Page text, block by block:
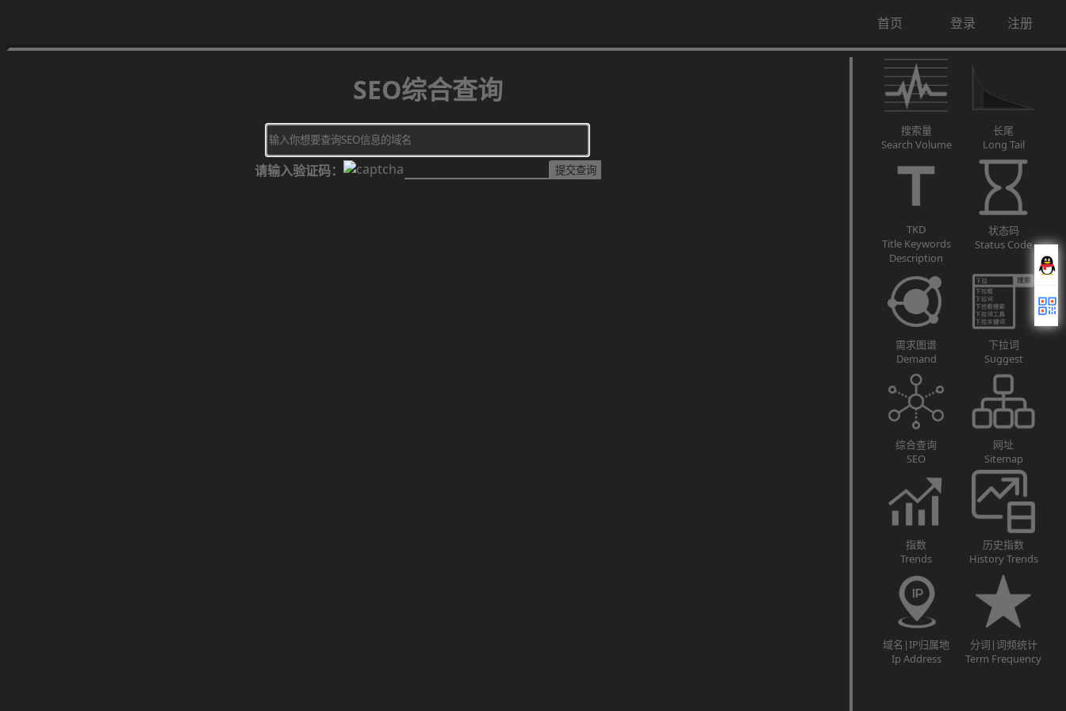
首页 登录 注册
SEO综合查询
请输入验证码：
搜索量
Search Volume
长尾
Long Tail
TKD
Title Keywords
Description
状态码
Status Code
需求图谱
Demand
下拉词
Suggest
综合查询
SEO
网址
Sitemap
指数
Trends
历史指数
History Trends
域名|IP归属地
Ip Address
分词|词频统计
Term Frequency